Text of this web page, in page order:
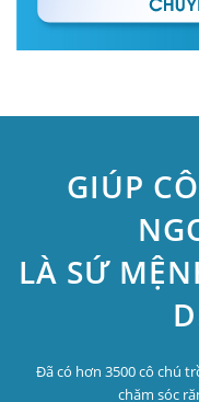
GIÚP
LÀ SỨ
Đã có hơn 3500 cô chú
chăm sóc